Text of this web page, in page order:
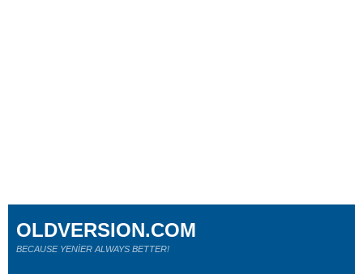
OLDVERSION.COM
BECAUSE YENİER ALWAYS BETTER!